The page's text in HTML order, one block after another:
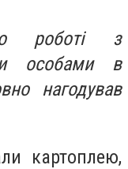
роботі з
особами в
нагодував
картоплею,